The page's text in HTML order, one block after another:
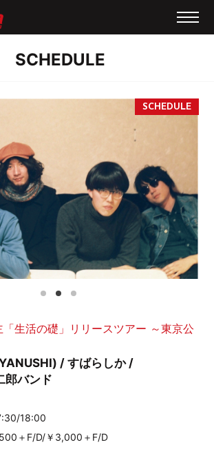
SCHEDULE
「生活の礎」リリースツアー ～東京公
/ すばらしか /
郎バンド
18:00
＋F/D/￥3,000＋F/D